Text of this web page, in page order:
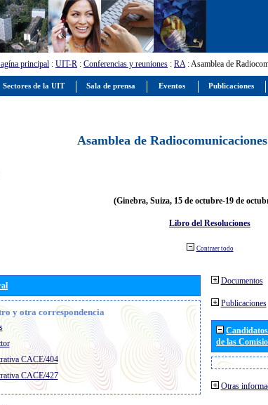
principal : UIT-R : Conferencias y reuniones : RA: Asamblea de
Asamblea de
(Ginebra, Suiza, 15 de octubre-19 de
Libro del Resoluciones
Contraer todo
y otra correspondencia
CACE/404
CACE/427
Documentos
Publicaciones
de las
Otras
Sectores de la UIT Sala de prensa Eventos Publicaciones